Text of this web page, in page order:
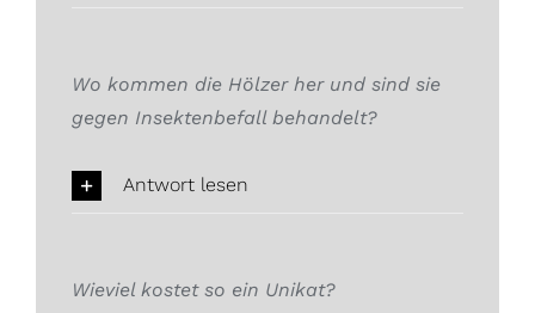
Wo kommen die Hölzer her und sind sie
gegen Insektenbefall behandelt?
Antwort lesen
Wieviel kostet so ein Unikat?